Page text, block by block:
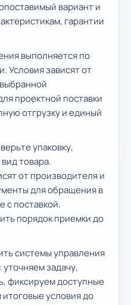
вариант и
гарантии
выполняется по
Условия зависят от
проектной поставки
отгрузку и единый
упаковку,
товара.
от производителя и
для обращения в
с поставкой.
порядок приемки до
системы управления
задачу,
фиксируем доступные
условия до